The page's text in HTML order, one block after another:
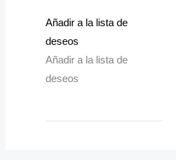
Añadir a la lista de
deseos
Añadir a la lista de
deseos